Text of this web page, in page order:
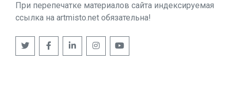
При перепечатке материалов сайта индексируемая
ссылка на artmisto.net обязательна!